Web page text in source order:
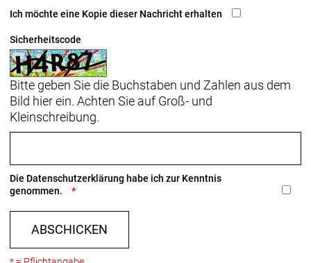
Hinterradbremse: Hydraulische Scheibenbremse
Shimano MT200 // Hydraulische Scheibenbremse
Shimano MT200 // Hydraulische Scheibenbremse
Shimano MT200
Shimano RT10, Center Lock-Scheibenaufnahme,
160 mm // Shimano RT10, Center Lock-
Scheibenaufnahme, 160 mm
Vorderradbremse: Hydraulische Scheibenbremse
Shimano MT200 // Hydraulische Scheibenbremse
Shimano MT200
160 mm // Shimano RT10, Center Lock-
Scheibenaufnahme, 160 mm
Ich möchte eine Kopie dieser Nachricht erhalten
Sicherheitscode
Bitte geben Sie die Buchstaben und Zahlen aus dem
Bild hier ein. Achten Sie auf Groß- und
Kleinschreibung.
Die Datenschutzerklärung habe ich zur Kenntnis
genommen.
ABSCHICKEN